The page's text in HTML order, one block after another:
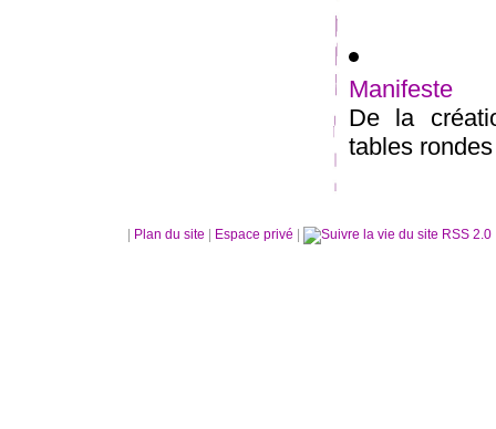
Manifeste
De la
tables
Plan du site Espace privé RSS 2.0